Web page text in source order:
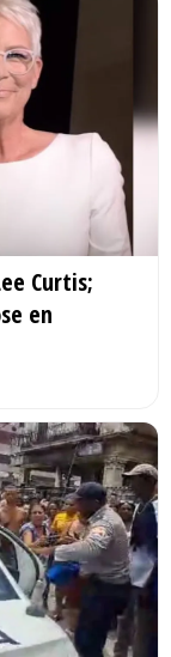
Curtis;
en